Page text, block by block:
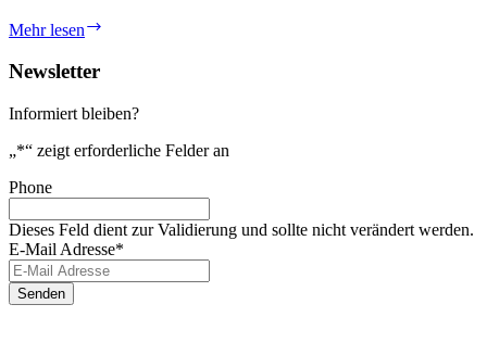
Mehr lesen
steigern
Newsletter
Informiert bleiben?
„*“ zeigt erforderliche Felder an
Phone
Dieses Feld dient zur Validierung und sollte nicht verändert werden.
E-Mail Adresse*